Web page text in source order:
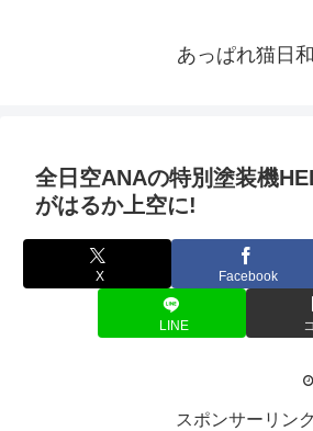
あっぱれ猫日和
全日空ANAの特別塗装機
がはるか上空に!
X Facebook
LINE
スポンサーリンク